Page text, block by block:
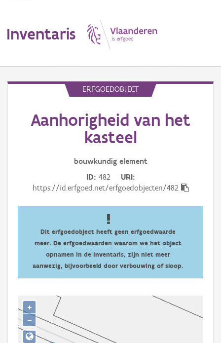
Inventaris
Erfgoedobject
Gebeurtenis
Downloads
Hergebruik
ERFGOEDOBJECT
Aanhorigheid van het
kasteel
bouwkundig element
ID 482
URI
https://id.erfgoed.net/erfgoedobjecten/482
Dit erfgoedobject heeft geen erfgoedwaarde
meer. De erfgoedwaarden waarom we het object
opnamen in de inventaris, zijn niet meer
aanwezig, bijvoorbeeld door verbouwing of sloop.
+
−